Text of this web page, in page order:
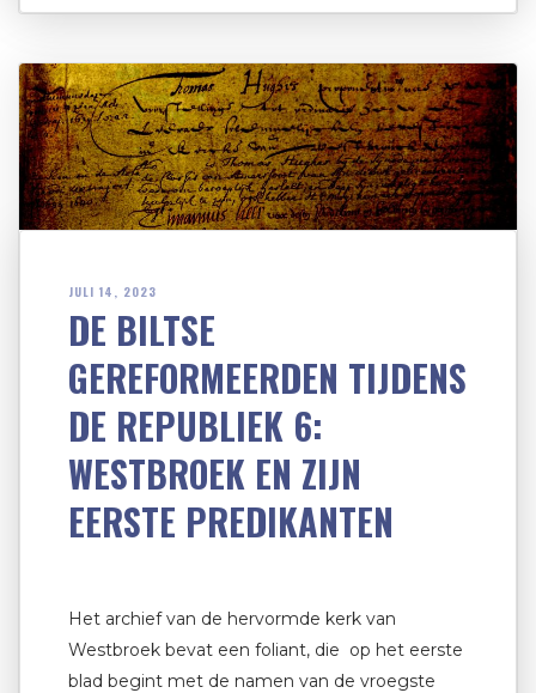
JULI 14, 2023
DE BILTSE
GEREFORMEERDEN TIJDENS
DE REPUBLIEK 6:
WESTBROEK EN ZIJN
EERSTE PREDIKANTEN
Het archief van de hervormde kerk van
Westbroek bevat een foliant, die op het eerste
blad begint met de namen van de vroegste